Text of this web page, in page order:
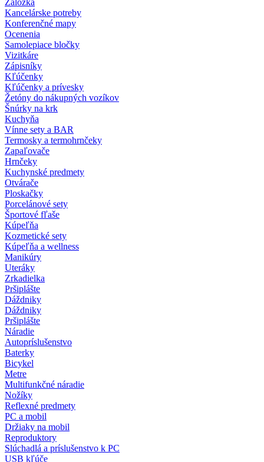
Záložka
Kancelárske potreby
Konferenčné mapy
Ocenenia
Samolepiace bločky
Vizitkáre
Zápisníky
Kľúčenky
Kľúčenky a prívesky
Žetóny do nákupných vozíkov
Šnúrky na krk
Kuchyňa
Vínne sety a BAR
Termosky a termohrnčeky
Zapaľovače
Hrnčeky
Kuchynské predmety
Otvárače
Ploskačky
Porcelánové sety
Športové fľaše
Kúpeľňa
Kozmetické sety
Kúpeľňa a wellness
Manikúry
Uteráky
Zrkadielka
Pršiplášte
Dáždniky
Dáždniky
Pršiplášte
Náradie
Autopríslušenstvo
Baterky
Bicykel
Metre
Multifunkčné náradie
Nožíky
Reflexné predmety
PC a mobil
Držiaky na mobil
Reproduktory
Slúchadlá a príslušenstvo k PC
USB kľúče